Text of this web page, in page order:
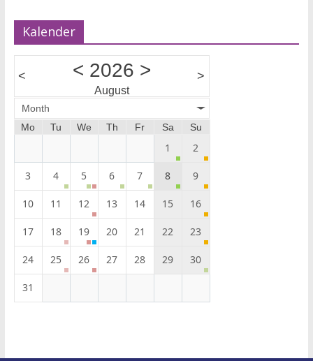
Kalender
< < 2026 >
August
>
Month
Mo
Tu We Th Fr Sa Su
1 2
3 4 5 6 7 8 9
10 11 12 13 14 15 16
17 18 19 20 21 22 23
24 25 26 27 28 29 30
31